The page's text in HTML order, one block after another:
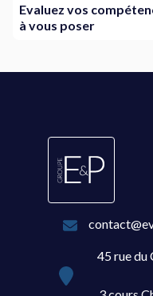
Evaluez vos
à vous poser
45 rue du